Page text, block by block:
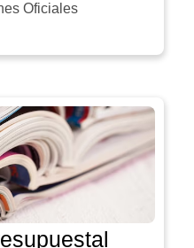
Oficiales